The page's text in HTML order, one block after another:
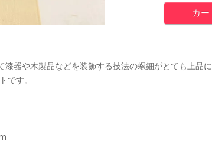
漆器や木製品などを装飾する技法の螺鈿がとても上品に
です。